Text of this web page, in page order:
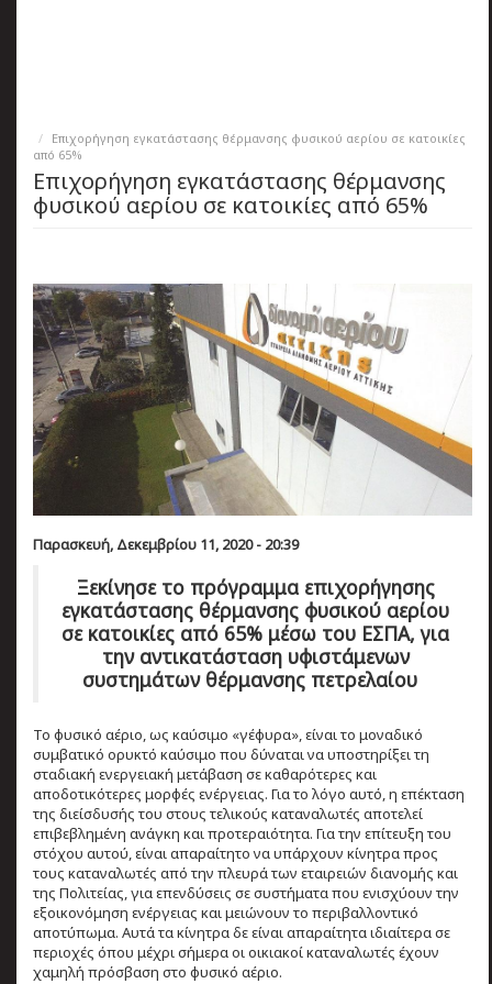
Επιχορήγηση εγκατάστασης θέρμανσης φυσικού αερίου σε κατοικίες
από 65%
Επιχορήγηση εγκατάστασης θέρμανσης
φυσικού αερίου σε κατοικίες από 65%
Παρασκευή, Δεκεμβρίου 11, 2020 - 20:39
Ξεκίνησε το πρόγραμμα επιχορήγησης
εγκατάστασης θέρμανσης φυσικού αερίου
σε κατοικίες από 65% μέσω του ΕΣΠΑ, για
την αντικατάσταση υφιστάμενων
συστημάτων θέρμανσης πετρελαίου
Το φυσικό αέριο, ως καύσιμο «γέφυρα», είναι το μοναδικό
συμβατικό ορυκτό καύσιμο που δύναται να υποστηρίξει τη
σταδιακή ενεργειακή μετάβαση σε καθαρότερες και
αποδοτικότερες μορφές ενέργειας. Για το λόγο αυτό, η επέκταση
της διείσδυσής του στους τελικούς καταναλωτές αποτελεί
επιβεβλημένη ανάγκη και προτεραιότητα. Για την επίτευξη του
στόχου αυτού, είναι απαραίτητο να υπάρχουν κίνητρα προς
τους καταναλωτές από την πλευρά των εταιρειών διανομής και
της Πολιτείας, για επενδύσεις σε συστήματα που ενισχύουν την
εξοικονόμηση ενέργειας και μειώνουν το περιβαλλοντικό
αποτύπωμα. Αυτά τα κίνητρα δε είναι απαραίτητα ιδιαίτερα σε
περιοχές όπου μέχρι σήμερα οι οικιακοί καταναλωτές έχουν
χαμηλή πρόσβαση στο φυσικό αέριο.